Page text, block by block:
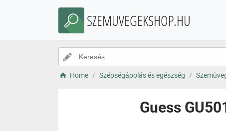
SZEMUVEGEKSHOP.HU
Home Szépségápolás és egészség
Guess